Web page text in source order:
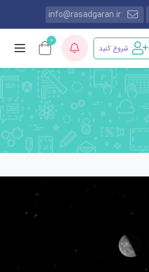
info@rasadgaran.ir
شروع کنید
0